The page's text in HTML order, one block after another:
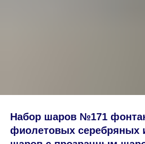
Набор шаров №171
фиолетовых серебряных